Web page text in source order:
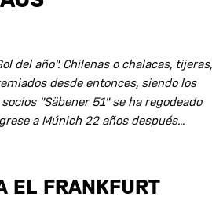
del año". Chilenas o chalacas, tijeras,
desde entonces, siendo los
"Säbener 51" se ha regodeado
a Múnich 22 años después...
EL FRANKFURT